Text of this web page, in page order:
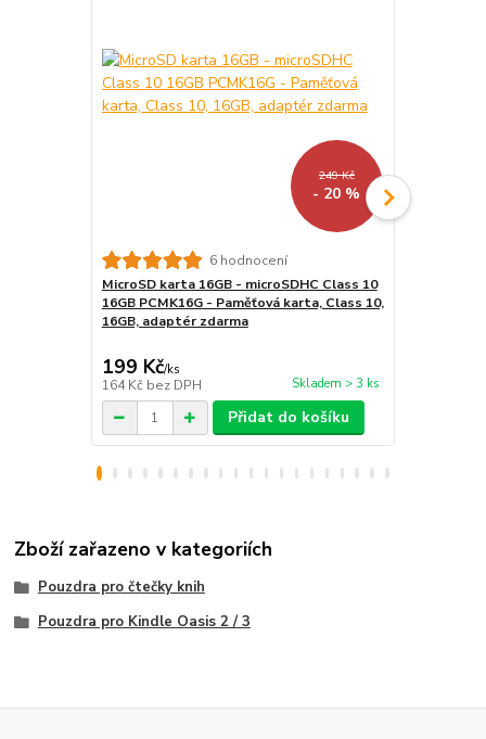
249 Kč
- 20 %
6 hodnocení
MicroSD karta 16GB - microSDHC Class 10
16GB PCMK16G - Paměťová karta, Class 10,
16GB, adaptér zdarma
199 Kč/ks
164 Kč bez DPH Skladem > 3 ks
Přidat do košíku
Zboží zařazeno v kategoriích
Pouzdra pro čtečky knih
Pouzdra pro Kindle Oasis 2 / 3